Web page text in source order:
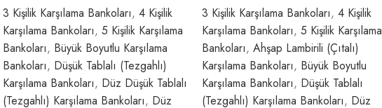
3 Kişilik Karşılama Bankoları, 4 Kişilik
Karşılama Bankoları, 5 Kişilik Karşılama
Bankoları, Büyük Boyutlu Karşılama
Bankoları, Düşük Tablalı (Tezgahlı)
Karşılama Bankoları, Düz Düşük Tablalı
(Tezgahlı) Karşılama Bankoları, Düz
3 Kişilik Karşılama Bankoları, 4 Kişilik
Karşılama Bankoları, 5 Kişilik Karşılama
Bankoları, Ahşap Lambirili (Çıtalı)
Karşılama Bankoları, Büyük Boyutlu
Karşılama Bankoları, Düşük Tablalı
(Tezgahlı) Karşılama Bankoları, Düz